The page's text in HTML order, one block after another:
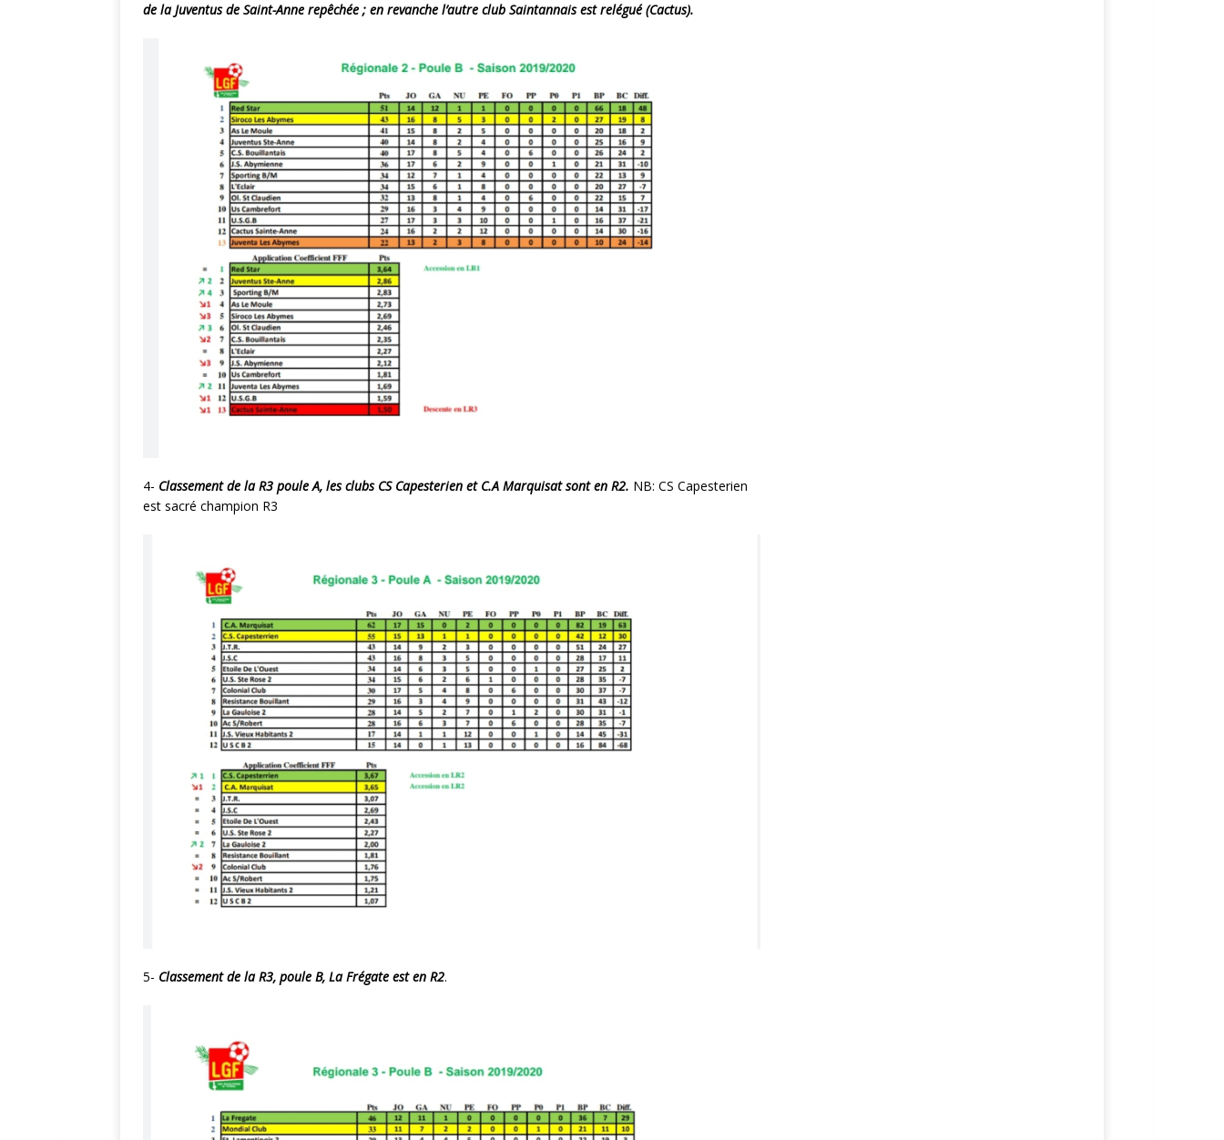
de la Juventus de Saint-Anne repêchée ; en revanche l’autre club Saintannais est relégué (Cactus).
4- Classement de la R3 poule A, les clubs CS Capesterien et C.A Marquisat sont en R2. NB: CS Capesterien
est sacré champion R3
5- Classement de la R3, poule B, La Frégate est en R2.